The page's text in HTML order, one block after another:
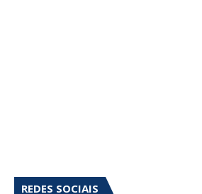
REDES SOCIAIS